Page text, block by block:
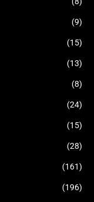
(9)
(15)
(13)
(8)
(24)
(15)
(28)
(161)
(196)